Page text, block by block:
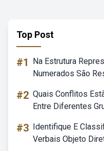
Top Post
#1
Na Estrutura
Numerados São
#2 Quais Conflitos
Entre Diferentes
#3 Identifique E
Verbais Objeto